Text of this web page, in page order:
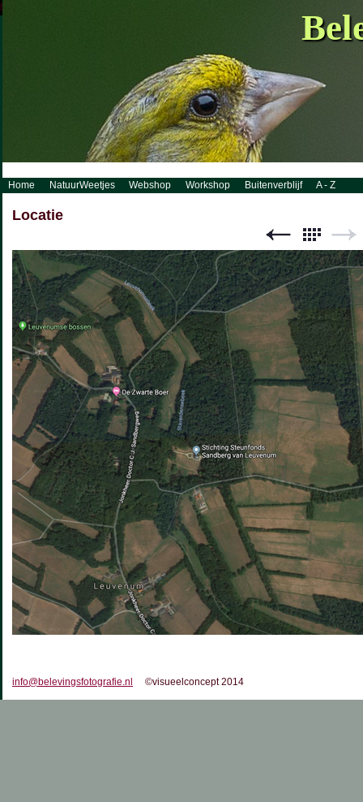
http://www.visueelconcept.nl/sitemap.xml.gz
Home NatuurWeetjes Webshop Workshop Buitenverblijf A - Z
Locatie
info@belevingsfotografie.nl ©visueelconcept 2014